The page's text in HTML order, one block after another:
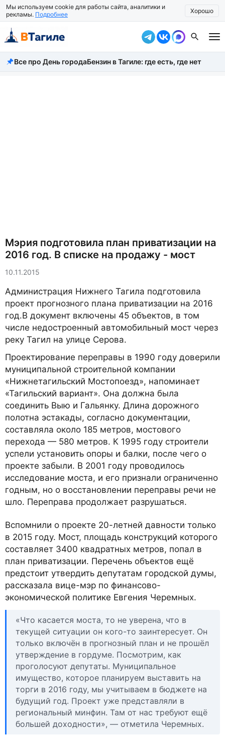
Мы используем cookie для работы сайта, аналитики и
рекламы. Подробнее Хорошо
Все новости
Все про День городаБензин в Тагиле: где есть, где нет
Мэрия подготовила план приватизации на
2016 год. В списке на продажу - мост
10.11.2015
Администрация Нижнего Тагила подготовила
проект прогнозного плана приватизации на 2016
год.В документ включены 45 объектов, в том
числе недостроенный автомобильный мост через
реку Тагил на улице Серова.
Проектирование переправы в 1990 году доверили
муниципальной строительной компании
«Нижнетагильский Мостопоезд», напоминает
«Тагильский вариант». Она должна была
соединить Выю и Гальянку. Длина дорожного
полотна эстакады, согласно документации,
составляла около 185 метров, мостового
перехода — 580 метров. К 1995 году строители
успели установить опоры и балки, после чего о
проекте забыли. В 2001 году проводилось
исследование моста, и его признали ограниченно
годным, но о восстановлении переправы речи не
шло. Переправа продолжает разрушаться.
Вспомнили о проекте 20-летней давности только
в 2015 году. Мост, площадь конструкций которого
составляет 3400 квадратных метров, попал в
план приватизации. Перечень объектов ещё
предстоит утвердить депутатам городской думы,
рассказала вице-мэр по финансово-
экономической политике Евгения Черемных.
«Что касается моста, то не уверена, что в
текущей ситуации он кого-то заинтересует. Он
только включён в прогнозный план и не прошёл
утверждение в гордуме. Посмотрим, как
проголосуют депутаты. Муниципальное
имущество, которое планируем выставить на
торги в 2016 году, мы учитываем в бюджете на
будущий год. Проект уже представляли в
региональный минфин. Там от нас требуют ещё
большей доходности», — отметила Черемных.